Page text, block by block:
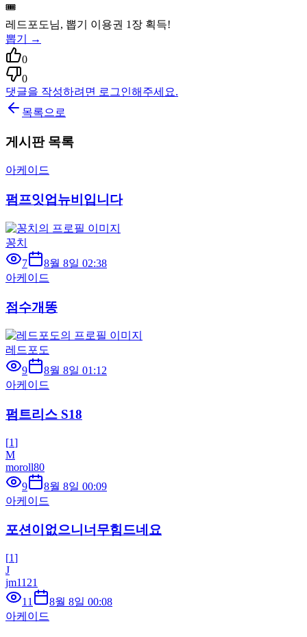
🎟️
레드포도님, 뽑기 이용권 1 장 획득!
뽑기 →
0
0
댓글을 작성하려면 로그인해주세요.
목록으로
게시판 목록
아케이드
펌프잇업뉴비입니다
꽁치
7
8월 8일 02:38
아케이드
점수개똥
레드포도
9
8월 8일 01:12
아케이드
펌트리스 S18
[1]
M
moroll80
9
8월 8일 00:09
아케이드
포션이없으니너무힘드네요
[1]
J
jm1121
11
8월 8일 00:08
아케이드